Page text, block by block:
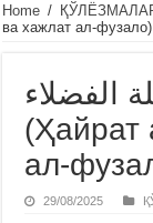
Home /
ва хажлат ал-фузало)
الفضلاء
(Ҳайрат
ал-
29/08/2025